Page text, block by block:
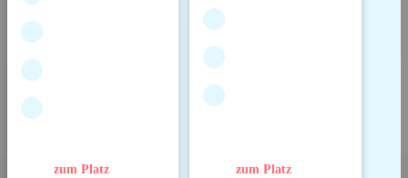
zum Platz zum Platz